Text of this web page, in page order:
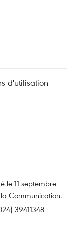
d'utilisation
le 11 septembre
Communication.
39411348